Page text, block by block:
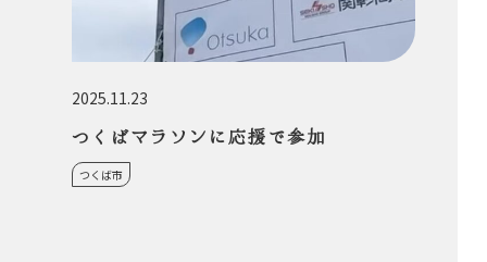
2025.11.23
つくばマラソンに応援で参加
つくば市